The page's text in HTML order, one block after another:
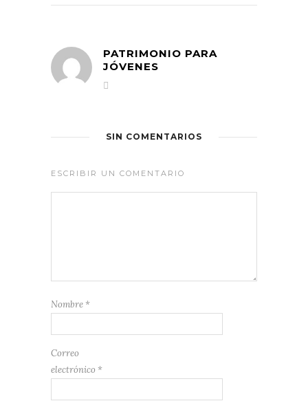
PATRIMONIO PARA
JÓVENES
SIN COMENTARIOS
ESCRIBIR UN COMENTARIO
Nombre *
Correo
electrónico *